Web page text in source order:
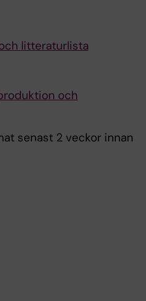
litteraturlista
och
senast 2 veckor innan